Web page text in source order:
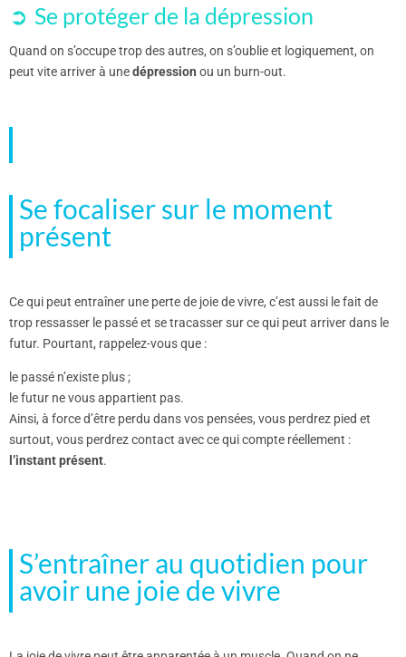
Se protéger de la dépression
Quand on s’occupe trop des autres, on s’oublie et logiquement, on
peut vite arriver à unedépression ou un burn-out.
Se focaliser sur le moment
présent
Ce qui peut entraîner une perte de joie de vivre, c’est aussi le fait de
trop ressasser le passé et se tracasser sur ce qui peut arriver dans le
futur. Pourtant, rappelez-vous que :
le passé n’existe plus ;
le futur ne vous appartient pas.
Ainsi, à force d’être perdu dans vos pensées, vous perdrez pied et
surtout, vous perdrez contact avec ce qui compte réellement :
l’instant présent.
S’entraîner au quotidien pour
avoir une joie de vivre